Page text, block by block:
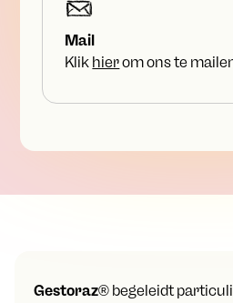
Mail
Klik hierom ons te
Gestoraz® begeleidt